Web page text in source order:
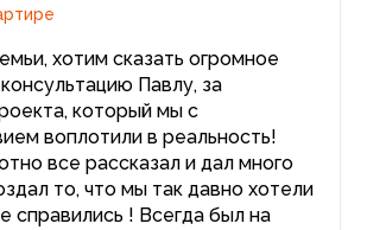
хотим сказать огромное
Павлу, за
который мы с
воплотили в реальность!
все рассказал и дал много
то, что мы так давно хотели
справились ! Всегда был на